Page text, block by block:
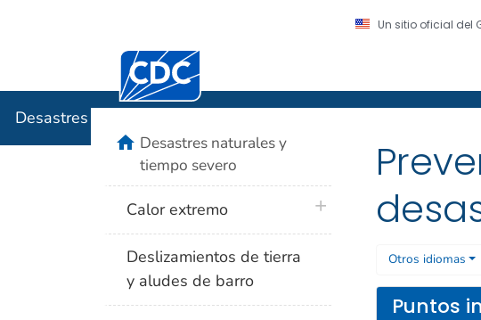
Un sitio oficial del
Centros para el Control y la Prevención de
Desastres naturales y tiempo severo
Otros idiomas
Puntos
homeDesastres naturales y
tiempo severo
Calor extremo plus icon
Deslizamientos de tierra
y aludes de barro